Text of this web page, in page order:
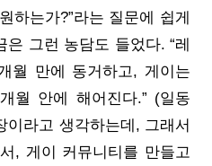
하는가?”라는 질문에 쉽게
그런 농담도 들었다. “레
월 만에 동거하고, 게이는
월 안에 해어진다.” (일동
이라고 생각하는데, 그래서
, 게이 커뮤니티를 만들고